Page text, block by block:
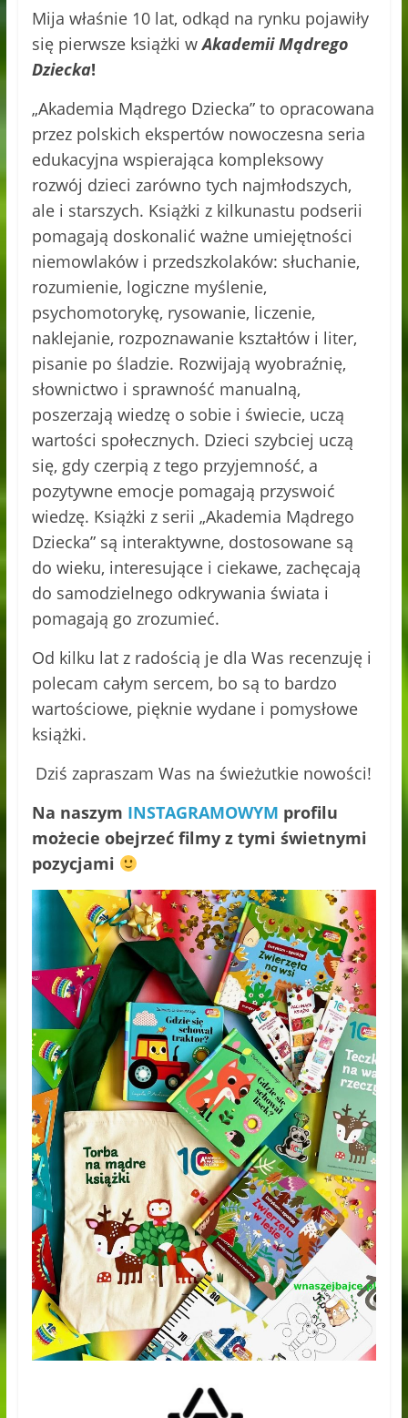
Mija właśnie 10 lat, odkąd na rynku pojawiły
się pierwsze książki wAkademii Mądrego
Dziecka!
„Akademia Mądrego Dziecka” to opracowana
przez polskich ekspertów nowoczesna seria
edukacyjna wspierająca kompleksowy
rozwój dzieci zarówno tych najmłodszych,
ale i starszych. Książki z kilkunastu podserii
pomagają doskonalić ważne umiejętności
niemowlaków i przedszkolaków: słuchanie,
rozumienie, logiczne myślenie,
psychomotorykę, rysowanie, liczenie,
naklejanie, rozpoznawanie kształtów i liter,
pisanie po śladzie. Rozwijają wyobraźnię,
słownictwo i sprawność manualną,
poszerzają wiedzę o sobie i świecie, uczą
wartości społecznych. Dzieci szybciej uczą
się, gdy czerpią z tego przyjemność, a
pozytywne emocje pomagają przyswoić
wiedzę. Książki z serii „Akademia Mądrego
Dziecka” są interaktywne, dostosowane są
do wieku, interesujące i ciekawe, zachęcają
do samodzielnego odkrywania świata i
pomagają go zrozumieć.
Od kilku lat z radością je dla Was recenzuję i
polecam całym sercem, bo są to bardzo
wartościowe, pięknie wydane i pomysłowe
książki.
Dziś zapraszam Was na świeżutkie nowości!
Na naszym INSTAGRAMOWYM profilu
możecie obejrzeć filmy z tymi świetnymi
pozycjami